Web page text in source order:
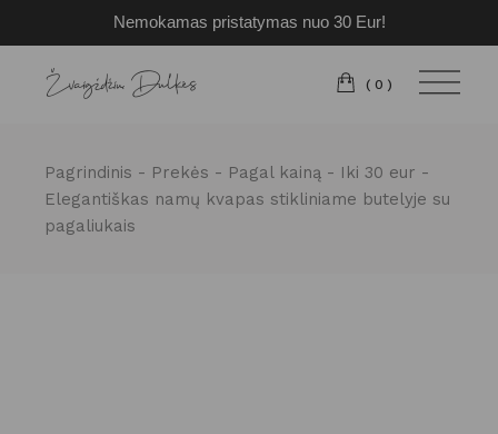
Nemokamas pristatymas nuo 30 Eur!
Pereiti
turinio
(0)
Pagrindinis Prekės Pagal kainą
Iki 30 eur
Elegantiškas namų kvapas stikliniame butelyje su
pagaliukais